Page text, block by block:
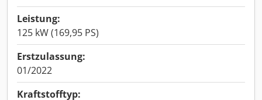
Leistung:
125 kW (169,95 PS)
Erstzulassung:
01/2022
Kraftstofftyp: